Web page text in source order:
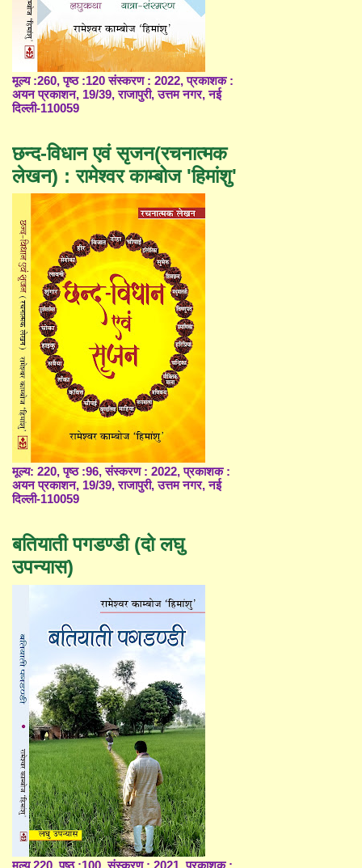
मूल्य :260, पृष्ठ :120 संस्करण : 2022, प्रकाशक :
अयन प्रकाशन, 19/39, राजापुरी, उत्तम नगर, नई
दिल्ली-110059
छन्द-विधान एवं सृजन(रचनात्मक
लेखन) : रामेश्वर काम्बोज 'हिमांशु'
मूल्य: 220, पृष्ठ :96, संस्करण : 2022, प्रकाशक :
अयन प्रकाशन, 19/39, राजापुरी, उत्तम नगर, नई
दिल्ली-110059
बतियाती पगडण्डी (दो लघु
उपन्यास)